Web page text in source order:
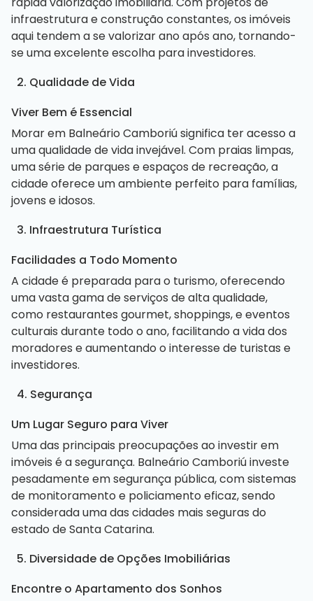
infraestrutura e construção constantes, os imóveis
aqui tendem a se valorizar ano após ano, tornando-
se uma excelente escolha para investidores.
2. Qualidade de Vida
Viver Bem é Essencial
Morar em Balneário Camboriú significa ter acesso a
uma qualidade de vida invejável. Com praias limpas,
uma série de parques e espaços de recreação, a
cidade oferece um ambiente perfeito para famílias,
jovens e idosos.
3. Infraestrutura Turística
Facilidades a Todo Momento
A cidade é preparada para o turismo, oferecendo
uma vasta gama de serviços de alta qualidade,
como restaurantes gourmet, shoppings, e eventos
culturais durante todo o ano, facilitando a vida dos
moradores e aumentando o interesse de turistas e
investidores.
4. Segurança
Um Lugar Seguro para Viver
Uma das principais preocupações ao investir em
imóveis é a segurança. Balneário Camboriú investe
pesadamente em segurança pública, com sistemas
de monitoramento e policiamento eficaz, sendo
considerada uma das cidades mais seguras do
estado de Santa Catarina.
5. Diversidade de Opções Imobiliárias
Encontre o Apartamento dos Sonhos